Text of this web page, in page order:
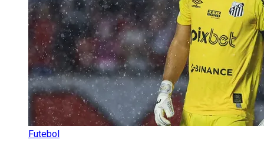
Futebol